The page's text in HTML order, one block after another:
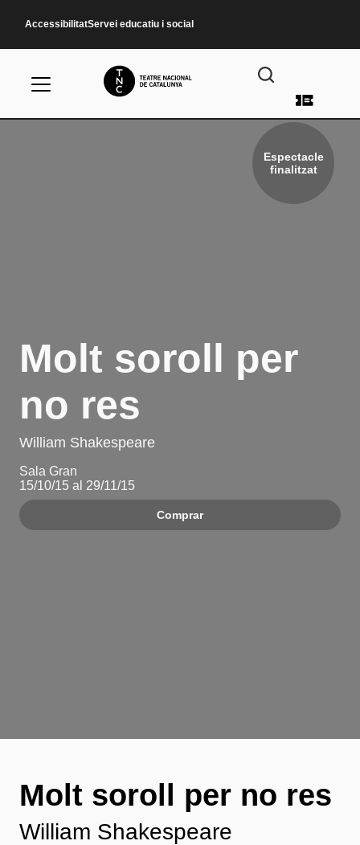
AccessibilitatServei educatiu i social
Menú
Espectacle
finalitzat
Molt soroll per
no res
William Shakespeare
Sala Gran
15/10/15 al 29/11/15
Comprar
Molt soroll per no res
William Shakespeare